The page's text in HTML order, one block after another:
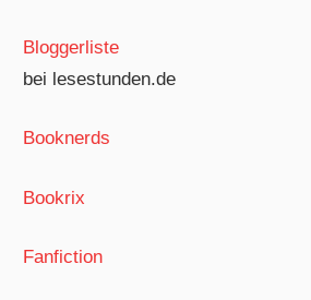
Bloggerliste
bei lesestunden.de
Booknerds
Bookrix
Fanfiction